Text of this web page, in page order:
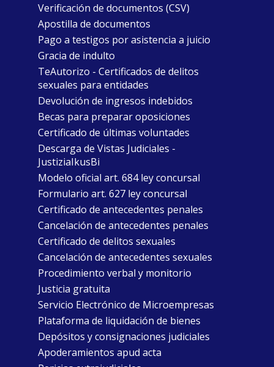
Verificación de documentos (CSV)
Apostilla de documentos
Pago a testigos por asistencia a juicio
Gracia de indulto
TeAutorizo - Certificados de delitos
sexuales para entidades
Devolución de ingresos indebidos
Becas para preparar oposiciones
Certificado de últimas voluntades
Descarga de Vistas Judiciales -
JustiziaIkusBi
Modelo oficial art. 684 ley concursal
Formulario art. 627 ley concursal
Certificado de antecedentes penales
Cancelación de antecedentes penales
Certificado de delitos sexuales
Cancelación de antecedentes sexuales
Procedimiento verbal y monitorio
Justicia gratuita
Servicio Electrónico de Microempresas
Plataforma de liquidación de bienes
Depósitos y consignaciones judiciales
Apoderamientos apud acta